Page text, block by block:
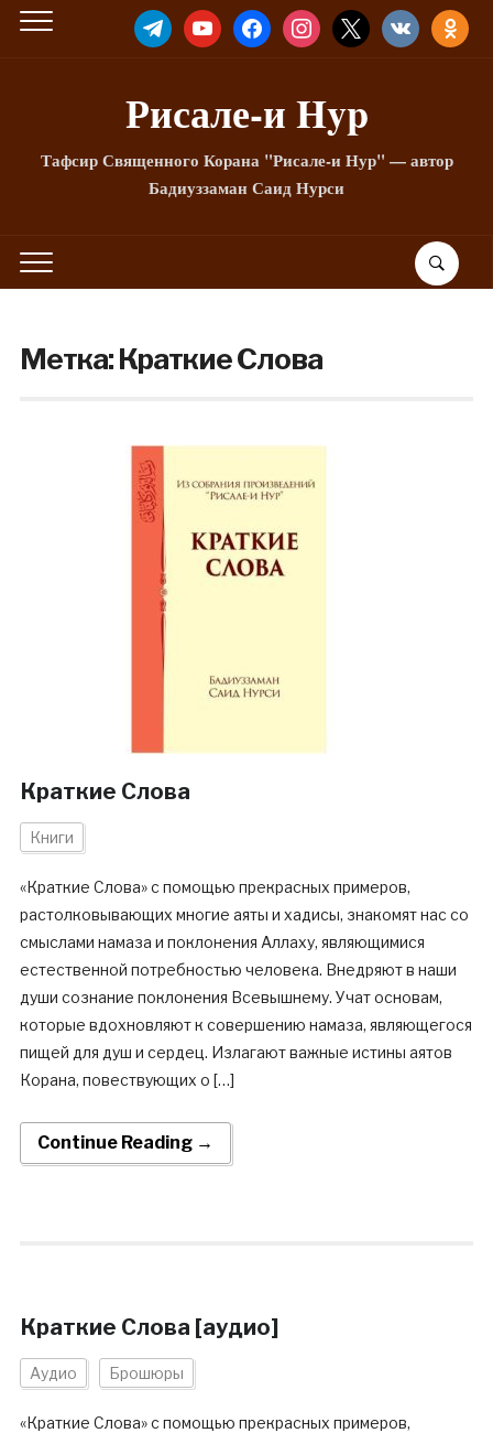
TELEGRAMYOUTUBEFACEBOOKINSTAGRAM
X VKONTAKTE
Рисале-и Hyp
Тафсир Священного Корана "Рисале-и Нур" — автор
Бадиуззаман Саид Нурси
Метка:Краткие Слова
Краткие Слова
Книги
«Краткие Слова» с помощью прекрасных примеров,
растолковывающих многие аяты и хадисы, знакомят нас со
смыслами намаза и поклонения Аллаху, являющимися
естественной потребностью человека. Внедряют в наши
души сознание поклонения Всевышнему. Учат основам,
которые вдохновляют к совершению намаза, являющегося
пищей для душ и сердец. Излагают важные истины аятов
Корана, повествующих о […]
Continue Reading →
Краткие Слова [аудио]
Аудио Брошюры
«Краткие Слова» с помощью прекрасных примеров,